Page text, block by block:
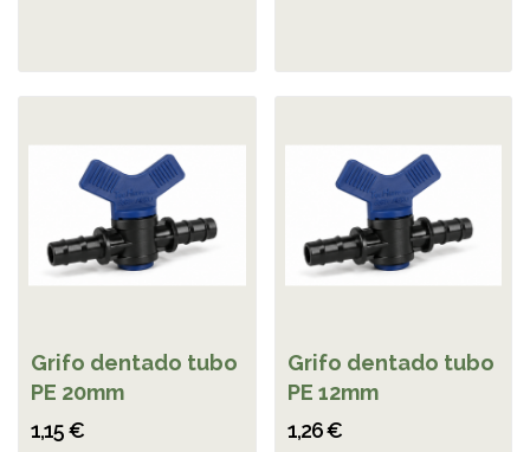
Grifo dentado tubo
PE 20mm
1,15 €
Grifo dentado tubo
PE 12mm
1,26 €